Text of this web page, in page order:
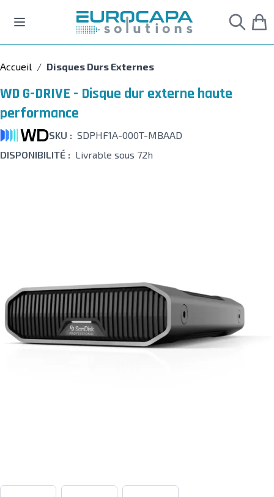
Accueil / Disques Durs Externes
WD G-DRIVE - Disque dur externe haute
performance
SKU : SDPHF1A-000T-MBAAD
DISPONIBILITÉ : Livrable sous 72h